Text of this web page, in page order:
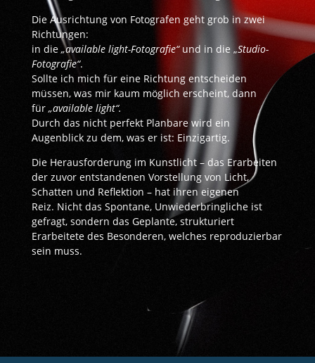
Die Ausrichtung von Fotografen geht grob in zwei
Richtungen:
in die „available light-Fotografie“ und in die „Studio-
Fotografie“.
Sollte ich mich für eine Richtung entscheiden
müssen, was mir kaum möglich erscheint, dann
für „available light“.
Durch das nicht perfekt Planbare wird ein
Augenblick zu dem, was er ist: Einzigartig.
Die Herausforderung im Kunstlicht – das Erarbeiten
der zuvor entstandenen Vorstellung von Licht,
Schatten und Reflektion – hat ihren eigenen
Reiz. Nicht das Spontane, Unwiederbringliche ist
gefragt, sondern das Geplante, strukturiert
Erarbeitete des Besonderen, welches reproduzierbar
sein muss.